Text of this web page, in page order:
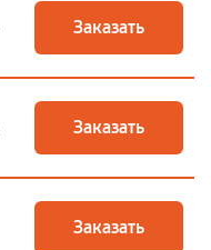
Заказать
Заказать
Заказать